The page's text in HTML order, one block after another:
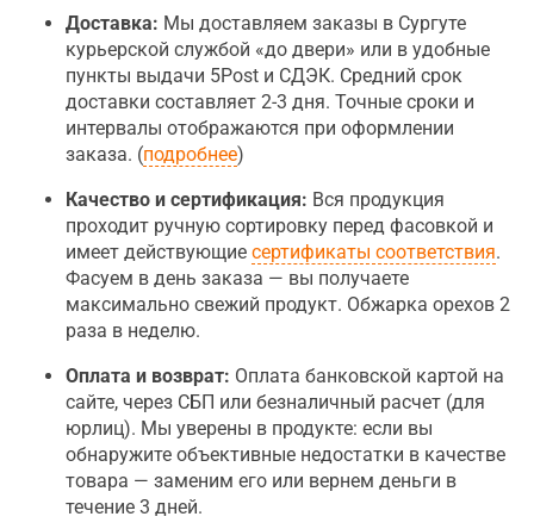
Доставка: Мы доставляем заказы в Сургуте
курьерской службой «до двери» или в удобные
пункты выдачи 5Post и СДЭК. Средний срок
доставки составляет 2-3 дня. Точные сроки и
интервалы отображаются при оформлении
заказа. (подробнее)
Качество и сертификация: Вся продукция
проходит ручную сортировку перед фасовкой и
имеет действующие сертификаты соответствия.
Фасуем в день заказа — вы получаете
максимально свежий продукт. Обжарка орехов 2
раза в неделю.
Оплата и возврат: Оплата банковской картой на
сайте, через СБП или безналичный расчет (для
юрлиц). Мы уверены в продукте: если вы
обнаружите объективные недостатки в качестве
товара — заменим его или вернем деньги в
течение 3 дней.